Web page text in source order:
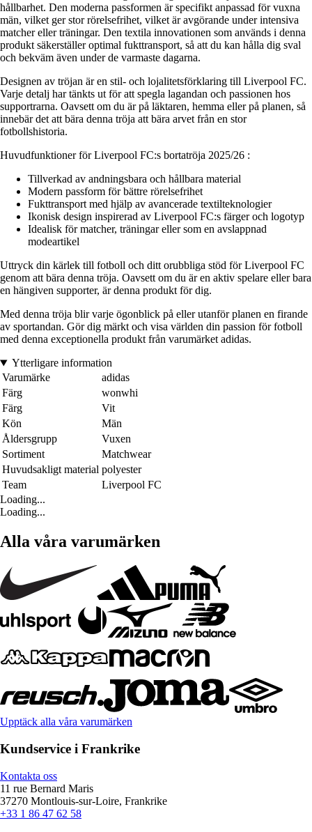
hållbarhet. Den moderna passformen är specifikt anpassad för vuxna
män, vilket ger stor rörelsefrihet, vilket är avgörande under intensiva
matcher eller träningar. Den textila innovationen som används i denna
produkt säkerställer optimal fukttransport, så att du kan hålla dig sval
och bekväm även under de varmaste dagarna.
Designen av tröjan är en stil- och lojalitetsförklaring till Liverpool FC.
Varje detalj har tänkts ut för att spegla lagandan och passionen hos
supportrarna. Oavsett om du är på läktaren, hemma eller på planen, så
innebär det att bära denna tröja att bära arvet från en stor
fotbollshistoria.
Huvudfunktioner för Liverpool FC:s bortatröja 2025/26 :
Tillverkad av andningsbara och hållbara material
Modern passform för bättre rörelsefrihet
Fukttransport med hjälp av avancerade textilteknologier
Ikonisk design inspirerad av Liverpool FC:s färger och logotyp
Idealisk för matcher, träningar eller som en avslappnad
modeartikel
Uttryck din kärlek till fotboll och ditt orubbliga stöd för Liverpool FC
genom att bära denna tröja. Oavsett om du är en aktiv spelare eller bara
en hängiven supporter, är denna produkt för dig.
Med denna tröja blir varje ögonblick på eller utanför planen en firande
av sportandan. Gör dig märkt och visa världen din passion för fotboll
med denna exceptionella produkt från varumärket adidas.
Ytterligare information
Varumärke
adidas
Färg
wonwhi
Färg
Vit
Kön
Män
Åldersgrupp
Vuxen
Sortiment
Matchwear
Huvudsakligt material polyester
Team
Liverpool FC
Loading...
Loading...
Alla våra varumärken
Upptäck alla våra varumärken
Kundservice i Frankrike
Kontakta oss
11 rue Bernard Maris
37270 Montlouis-sur-Loire, Frankrike
+33 1 86 47 62 58